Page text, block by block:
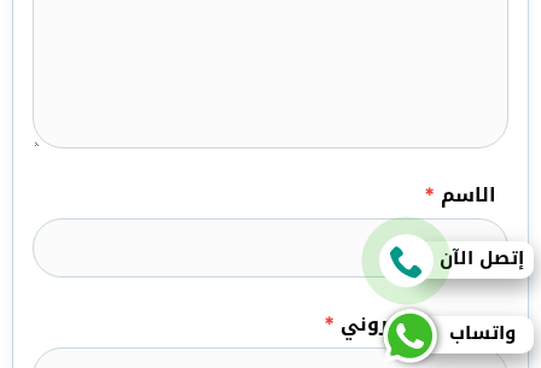
الاسم *
البريد الإلكتروني *
إتصل الآن
واتساب